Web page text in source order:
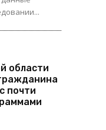
области
почти